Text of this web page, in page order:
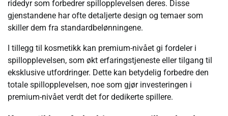
ridedyr som forbedrer spillopplevelsen deres. Disse
gjenstandene har ofte detaljerte design og temaer som
skiller dem fra standardbelønningene.
I tillegg til kosmetikk kan premium-nivået gi fordeler i
spillopplevelsen, som økt erfaringstjeneste eller tilgang til
eksklusive utfordringer. Dette kan betydelig forbedre den
totale spillopplevelsen, noe som gjør investeringen i
premium-nivået verdt det for dedikerte spillere.